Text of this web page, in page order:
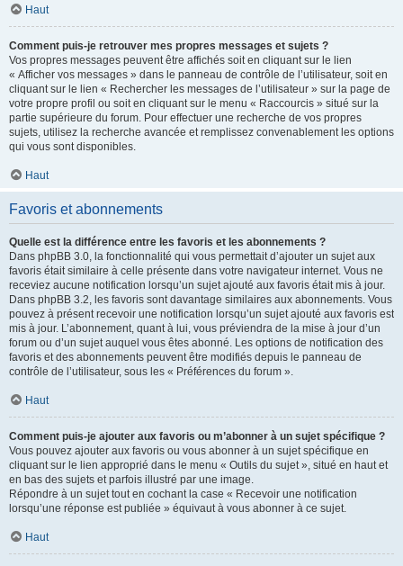
Haut
Comment puis-je retrouver mes propres messages et sujets ?
Vos propres messages peuvent être affichés soit en cliquant sur le lien
« Afficher vos messages » dans le panneau de contrôle de l’utilisateur, soit en
cliquant sur le lien « Rechercher les messages de l’utilisateur » sur la page de
votre propre profil ou soit en cliquant sur le menu « Raccourcis » situé sur la
partie supérieure du forum. Pour effectuer une recherche de vos propres
sujets, utilisez la recherche avancée et remplissez convenablement les options
qui vous sont disponibles.
Haut
Favoris et abonnements
Quelle est la différence entre les favoris et les abonnements ?
Dans phpBB 3.0, la fonctionnalité qui vous permettait d’ajouter un sujet aux
favoris était similaire à celle présente dans votre navigateur internet. Vous ne
receviez aucune notification lorsqu’un sujet ajouté aux favoris était mis à jour.
Dans phpBB 3.2, les favoris sont davantage similaires aux abonnements. Vous
pouvez à présent recevoir une notification lorsqu’un sujet ajouté aux favoris est
mis à jour. L’abonnement, quant à lui, vous préviendra de la mise à jour d’un
forum ou d’un sujet auquel vous êtes abonné. Les options de notification des
favoris et des abonnements peuvent être modifiés depuis le panneau de
contrôle de l’utilisateur, sous les « Préférences du forum ».
Haut
Comment puis-je ajouter aux favoris ou m’abonner à un sujet spécifique ?
Vous pouvez ajouter aux favoris ou vous abonner à un sujet spécifique en
cliquant sur le lien approprié dans le menu « Outils du sujet », situé en haut et
en bas des sujets et parfois illustré par une image.
Répondre à un sujet tout en cochant la case « Recevoir une notification
lorsqu’une réponse est publiée » équivaut à vous abonner à ce sujet.
Haut